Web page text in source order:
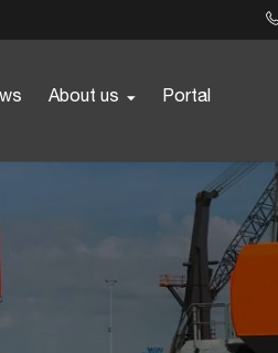
About us Portal